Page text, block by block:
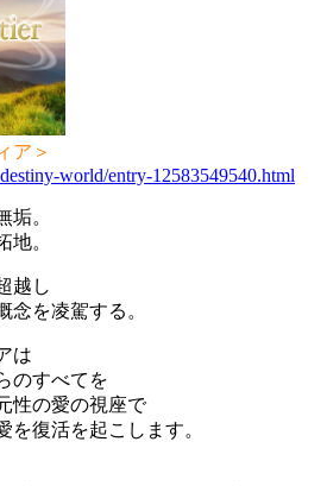
ア＞
world/entry-12583549540.html
垢。
地。
越し
念を凌駕する。
は
のすべてを
性の愛の視座で
を復活を起こします。